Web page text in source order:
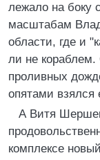
лежало на боку
масштабам
области, где и
ли не кораблем.
проливных
опятами взялся
А Витя
комплексе